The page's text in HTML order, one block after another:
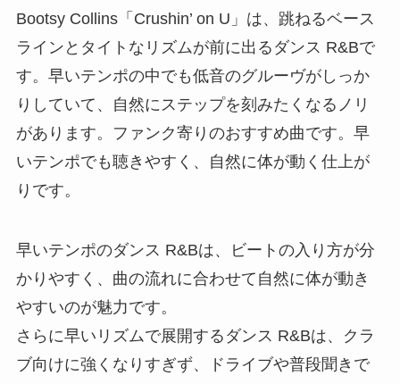
Bootsy Collins「Crushin’ on U」は、跳ねるベース
ラインとタイトなリズムが前に出るダンス R&Bで
す。早いテンポの中でも低音のグルーヴがしっか
りしていて、自然にステップを刻みたくなるノリ
があります。ファンク寄りのおすすめ曲です。早
いテンポでも聴きやすく、自然に体が動く仕上が
りです。
早いテンポのダンス R&Bは、ビートの入り方が分
かりやすく、曲の流れに合わせて自然に体が動き
やすいのが魅力です。
さらに早いリズムで展開するダンス R&Bは、クラ
ブ向けに強くなりすぎず、ドライブや普段聞きで